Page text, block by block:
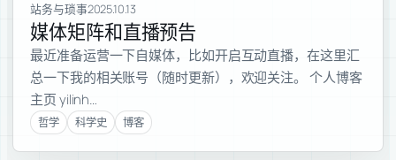
站务与琐事2025.10.13
媒体矩阵和直播预告
最近准备运营一下自媒体，比如开启互动直播，在这里汇
总一下我的相关账号（随时更新），欢迎关注。 个人博客
主页 yilinh…
哲学 科学史 博客